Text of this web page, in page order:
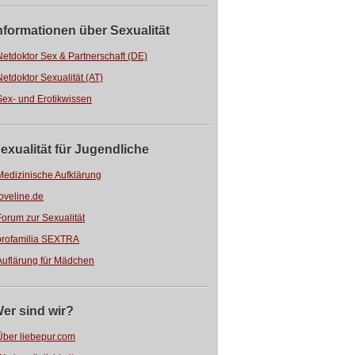
über Sexualität
Sex & Partnerschaft (DE)
Sexualität (AT)
und Erotikwissen
für Jugendliche
Aufklärung
zur Sexualität
SEXTRA
für Mädchen
sind wir?
liebepur.com